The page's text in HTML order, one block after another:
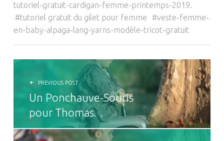
tutoriel-gratuit-cardigan-femme-printemps-2019.
tutoriel gratuit du gilet pour femme
veste-femme-
en-baby-alpaga-lang-yarns-modèle-tricot-gratuit
NAVIGATION DE L’ARTICLE
PREVIOUS POST
Un Ponchauve-Souris
pour Thomas.